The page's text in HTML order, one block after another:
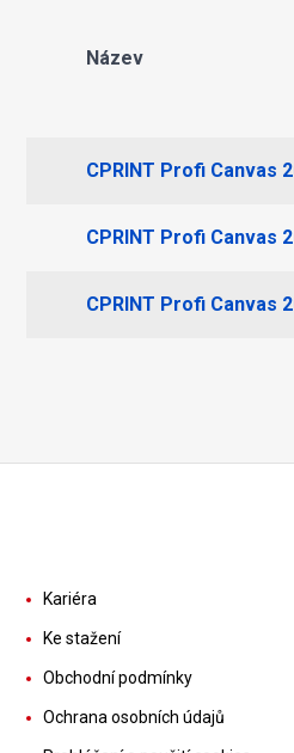
Název
CPRINT Profi Canvas
CPRINT Profi Canvas
CPRINT Profi Canvas
Kariéra
Ke stažení
Obchodní podmínky
Ochrana osobních údajů